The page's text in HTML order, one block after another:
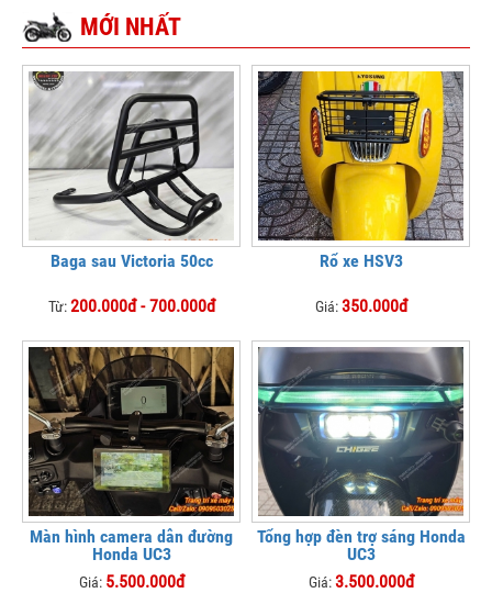
MỚI NHẤT
Baga sau Victoria 50cc
Từ:200.000đ - 700.000đ
Rổ xe HSV3
Giá:350.000đ
Màn hình camera dẫn đường
Honda UC3
Giá: 5.500.000đ
Tổng hợp đèn trợ sáng Honda
UC3
Giá:3.500.000đ